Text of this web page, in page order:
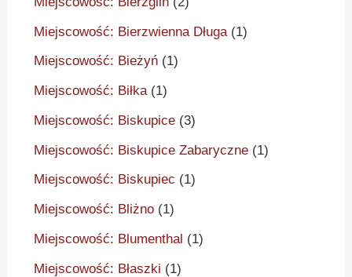
Miejscowość: Bierzwienna Długa (1)
Miejscowość: Bieżyń (1)
Miejscowość: Biłka(1)
Miejscowość: Biskupice (3)
Miejscowość: Biskupice Zabaryczne (1)
Miejscowość: Biskupiec (1)
Miejscowość: Bliżno (1)
Miejscowość: Blumenthal (1)
Miejscowość: Błaszki (1)